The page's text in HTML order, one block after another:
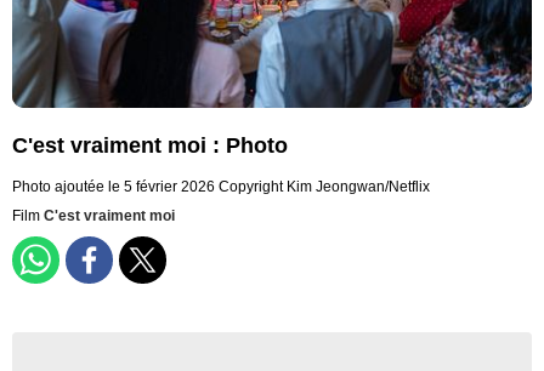
C'est vraiment moi : Photo
Photo ajoutée le 5 février 2026 Copyright Kim Jeongwan/Netflix
Film C'est vraiment moi